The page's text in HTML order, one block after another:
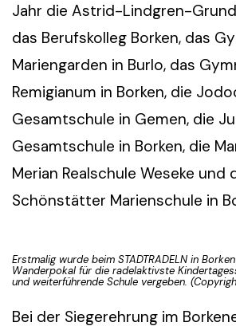
Jahr die Astrid-Lindgren-
das Berufskolleg Borken, das
Mariengarden in Burlo, das
Remigianum in Borken, die
Gesamtschule in Gemen, die
Gesamtschule in Borken, die
Merian Realschule Weseke und
Schönstätter Marienschule in
Erstmalig wurde beim STADTRADELN in
Wanderpokal für die radelaktivste
und weiterführende Schule vergeben.
Bei der Siegerehrung im